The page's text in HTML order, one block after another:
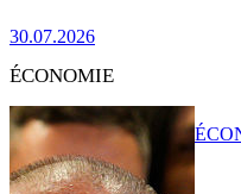
30.07.2026
ÉCONOMIE